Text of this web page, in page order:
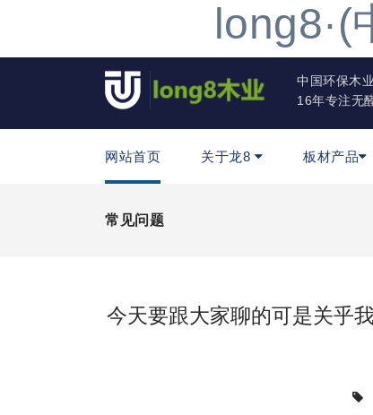
long8·(
中国环保木
16年专注无
网站首页 关于龙8 板材产品
常见问题
今天要跟大家聊的可是关乎